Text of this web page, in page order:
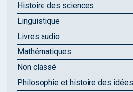
Histoire des sciences
Linguistique
Livres audio
Mathématiques
Non classé
Philosophie et histoire des idées